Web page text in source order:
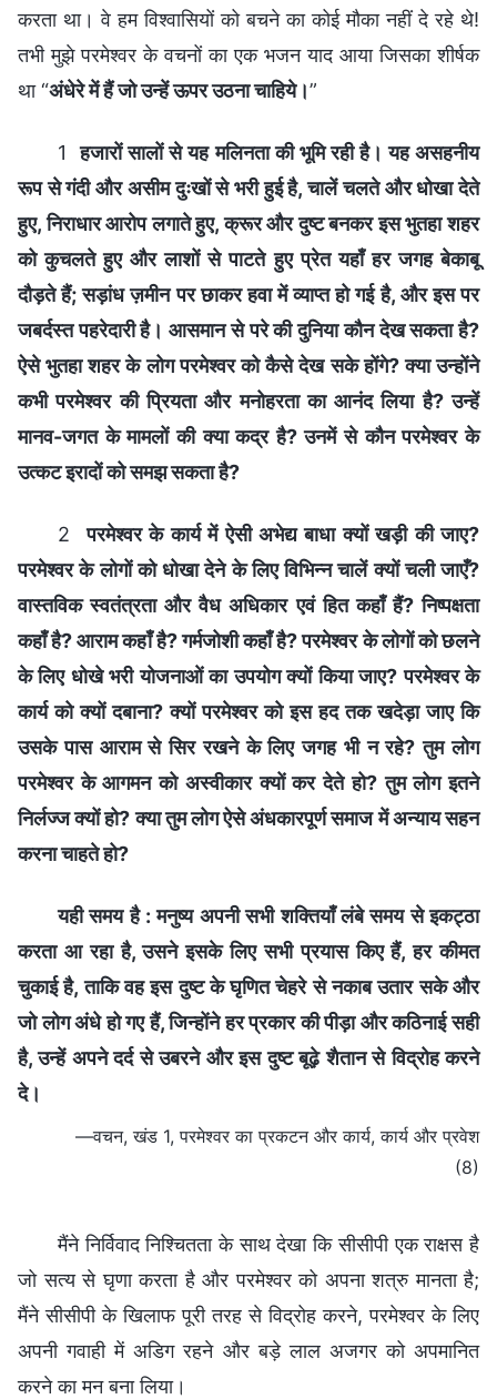
करता था। वे हम विश्वासियों को बचने का कोई मौका नहीं दे रहे थे!
तभी मुझे परमेश्वर के वचनों का एक भजन याद आया जिसका शीर्षक
था “अंधेरे में हैं जो उन्हें ऊपर उठना चाहिये।”
1हजारों सालों से यह मलिनता की भूमि रही है। यह असहनीय
रूप से गंदी और असीम दुःखों से भरी हुई है, चालें चलते और धोखा देते
हुए, निराधार आरोप लगाते हुए, क्रूर और दुष्ट बनकर इस भुतहा शहर
को कुचलते हुए और लाशों से पाटते हुए प्रेत यहाँ हर जगह बेकाबू
दौड़ते हैं; सड़ांध ज़मीन पर छाकर हवा में व्याप्त हो गई है, और इस पर
जबर्दस्त पहरेदारी है। आसमान से परे की दुनिया कौन देख सकता है?
ऐसे भुतहा शहर के लोग परमेश्वर को कैसे देख सके होंगे? क्या उन्होंने
कभी परमेश्वर की प्रियता और मनोहरता का आनंद लिया है? उन्हें
मानव-जगत के मामलों की क्या कद्र है? उनमें से कौन परमेश्वर के
उत्कट इरादों को समझ सकता है?
2परमेश्वर के कार्य में ऐसी अभेद्य बाधा क्यों खड़ी की जाए?
परमेश्वर के लोगों को धोखा देने के लिए विभिन्न चालें क्यों चली जाएँ?
वास्तविक स्वतंत्रता और वैध अधिकार एवं हित कहाँ हैं? निष्पक्षता
कहाँ है? आराम कहाँ है? गर्मजोशी कहाँ है? परमेश्वर के लोगों को छलने
के लिए धोखे भरी योजनाओं का उपयोग क्यों किया जाए? परमेश्वर के
कार्य को क्यों दबाना? क्यों परमेश्वर को इस हद तक खदेड़ा जाए कि
उसके पास आराम से सिर रखने के लिए जगह भी न रहे? तुम लोग
परमेश्वर के आगमन को अस्वीकार क्यों कर देते हो? तुम लोग इतने
निर्लज्ज क्यों हो? क्या तुम लोग ऐसे अंधकारपूर्ण समाज में अन्याय सहन
करना चाहते हो?
यही समय है : मनुष्य अपनी सभी शक्तियाँ लंबे समय से इकट्ठा
करता आ रहा है, उसने इसके लिए सभी प्रयास किए हैं, हर कीमत
चुकाई है, ताकि वह इस दुष्ट के घृणित चेहरे से नकाब उतार सके और
जो लोग अंधे हो गए हैं, जिन्होंने हर प्रकार की पीड़ा और कठिनाई सही
है, उन्हें अपने दर्द से उबरने और इस दुष्ट बूढ़े शैतान से विद्रोह करने
दे।
—वचन, खंड 1, परमेश्वर का प्रकटन और कार्य, कार्य और प्रवेश
(8)
मैंने निर्विवाद निश्चितता के साथ देखा कि सीसीपी एक राक्षस है
जो सत्य से घृणा करता है और परमेश्वर को अपना शत्रु मानता है;
मैंने सीसीपी के खिलाफ पूरी तरह से विद्रोह करने, परमेश्वर के लिए
अपनी गवाही में अडिग रहने और बड़े लाल अजगर को अपमानित
करने का मन बना लिया।